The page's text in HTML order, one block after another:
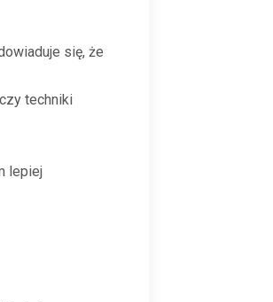
się, że
techniki
lepiej